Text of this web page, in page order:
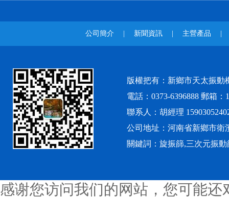
公司簡介 新聞資訊 主營產品
版權把有：新鄉市天太振動
電話：0373-6396888 郵箱：
聯系人：胡經理
公司地址：河南省新鄉市衛
關鍵詞：旋振篩,三次元振
感谢您访问我们的网站，您可能还